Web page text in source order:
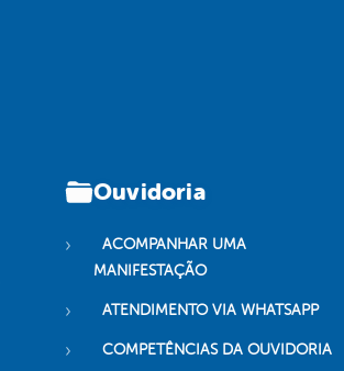
Ouvidoria
ACOMPANHAR UMA
MANIFESTAÇÃO
ATENDIMENTO VIA WHATSAPP
COMPETÊNCIAS DA OUVIDORIA